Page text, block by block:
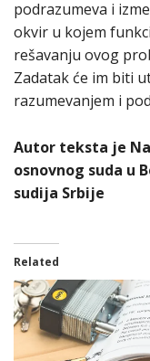
podrazumeva i
okvir u kojem
rešavanju ovog
Zadatak će im biti
razumevanjem i
Autor teksta je
osnovnog suda u
sudija Srbije
Related